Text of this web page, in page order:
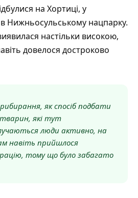
на Хортиці, у
Нижньосульському нацпарку.
настільки високою,
довелося достроково
як спосіб подбати
тварин, які тут
люди активно, на
навіть прийшлося
тому що було забагато